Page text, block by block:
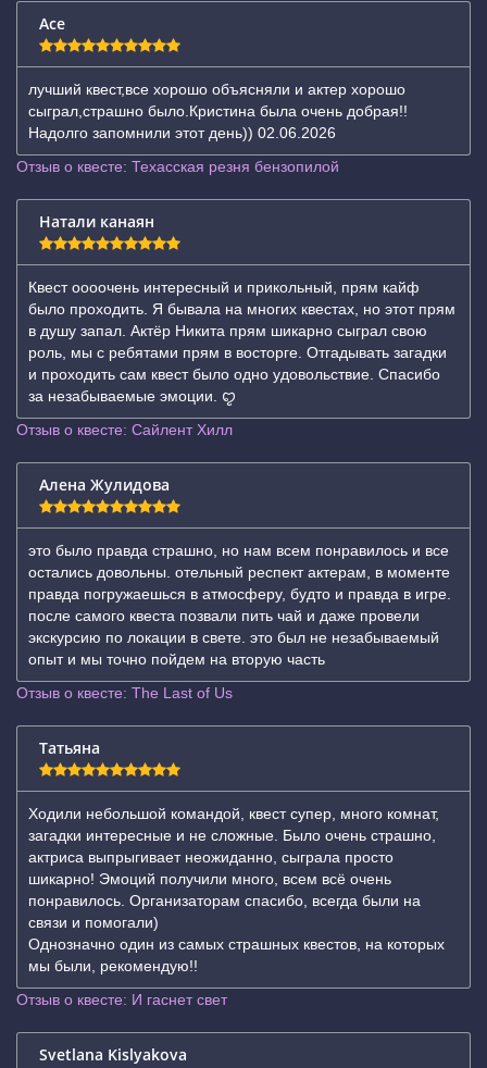
Ace
лучший квест,все хорошо объясняли и актер хорошо
сыграл,страшно было.Кристина была очень добрая!!
Надолго запомнили этот день)) 02.06.2026
Отзыв о квесте: Техасская резня бензопилой
Натали канаян
Квест оооочень интересный и прикольный, прям кайф
было проходить. Я бывала на многих квестах, но этот прям
в душу запал. Актёр Никита прям шикарно сыграл свою
роль, мы с ребятами прям в восторге. Отгадывать загадки
и проходить сам квест было одно удовольствие. Спасибо
за незабываемые эмоции. ꨄ
Отзыв о квесте: Сайлент Хилл
Алена Жулидова
это было правда страшно, но нам всем понравилось и все
остались довольны. отельный респект актерам, в моменте
правда погружаешься в атмосферу, будто и правда в игре.
после самого квеста позвали пить чай и даже провели
экскурсию по локации в свете. это был не незабываемый
опыт и мы точно пойдем на вторую часть
Отзыв о квесте: The Last of Us
Татьяна
Ходили небольшой командой, квест супер, много комнат,
загадки интересные и не сложные. Было очень страшно,
актриса выпрыгивает неожиданно, сыграла просто
шикарно! Эмоций получили много, всем всë очень
понравилось. Организаторам спасибо, всегда были на
связи и помогали)
Однозначно один из самых страшных квестов, на которых
мы были, рекомендую!!
Отзыв о квесте: И гаснет свет
Svetlana Kislyakova